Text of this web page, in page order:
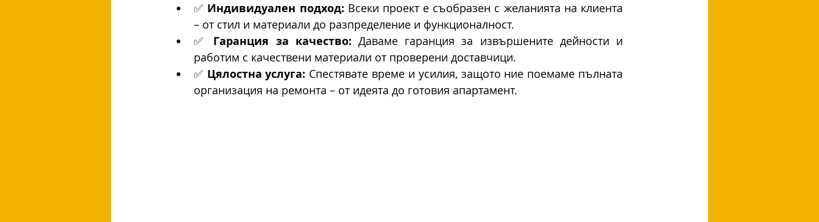
✅ Индивидуален подход: Всеки проект е съобразен с желанията на клиента
– от стил и материали до разпределение и функционалност.
✅ Гаранция за качество: Даваме гаранция за извършените дейности и
работим с качествени материали от проверени доставчици.
✅ Цялостна услуга: Спестявате време и усилия, защото ние поемаме пълната
организация на ремонта – от идеята до готовия апартамент.